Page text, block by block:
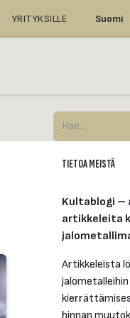
YRITYKSILLE Suomi
TIETOA MEISTÄ
Kultablogi –
artikkeleita
Artikkeleista